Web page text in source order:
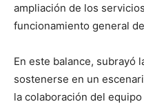
ampliación de los
funcionamiento general
En este balance, subrayó
sostenerse en un
la colaboración del